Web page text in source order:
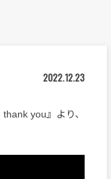
2022.12.23
you』より、